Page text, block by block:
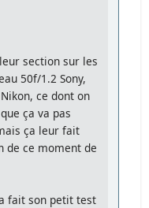
section sur les
50f/1.2 Sony,
ce dont on
ça va pas
ça leur fait
de ce moment de
fait son petit test